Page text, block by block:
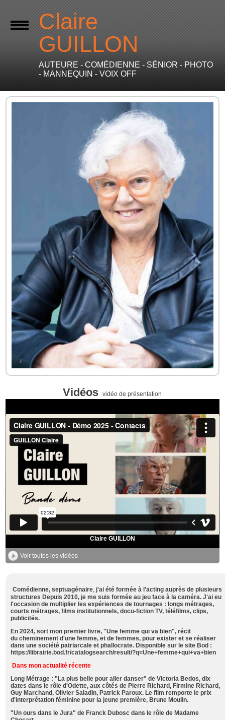
Claire
GUILLON
AUTEURE - COMÉDIENNE - SÉNIOR - PHOTO
- MANNEQUIN - VOIX OFF
Vidéos vidéo de présentation
Claire GUILLON
Voir toutes les vidéos
Comédienne, septuagénaire ,j'ai été formée à l'acting auprès de plusieurs
structures Depuis 2010, je me suis formée au jeu face à la caméra. J'ai eu
l'occasion de multiplier les expériences de tournages : longs métrages,
courts métrages, films institutionnels, docu-fiction TV, téléfilms, clips,
publicités.
En 2024, sort mon premier livre, "Une femme qui va bien", récit
du cheminement d'une femme, et de femmes, pour exister et se réaliser
dans une société patriarcale et phallocrate. Disponible sur le site Bod :
https://librairie.bod.fr/catalogsearch/result/?q=Une+femme+qui+va+bien
Dans mon actualité récente
Long Métrage : "La plus belle pour aller danser" de Victoria Bedos, dix
dates dans le rôle d'Odette, aux côtés de Pierre Richard, Firmine Richard,
Guy Marchand, Olivier Saladin, Patrick Paroux. Le film remporte le prix
d'interprétation féminine pour la jeune première, Brune Moulin.
"Un ours dans le Jura" de Franck Dubosc dans le rôle de Madame